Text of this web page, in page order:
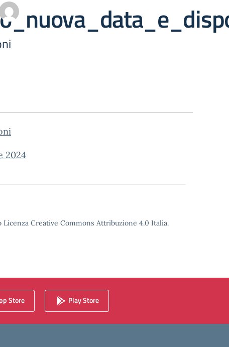
2024
Creative Commons Attribuzione 4.0 Italia.
Store Play Store